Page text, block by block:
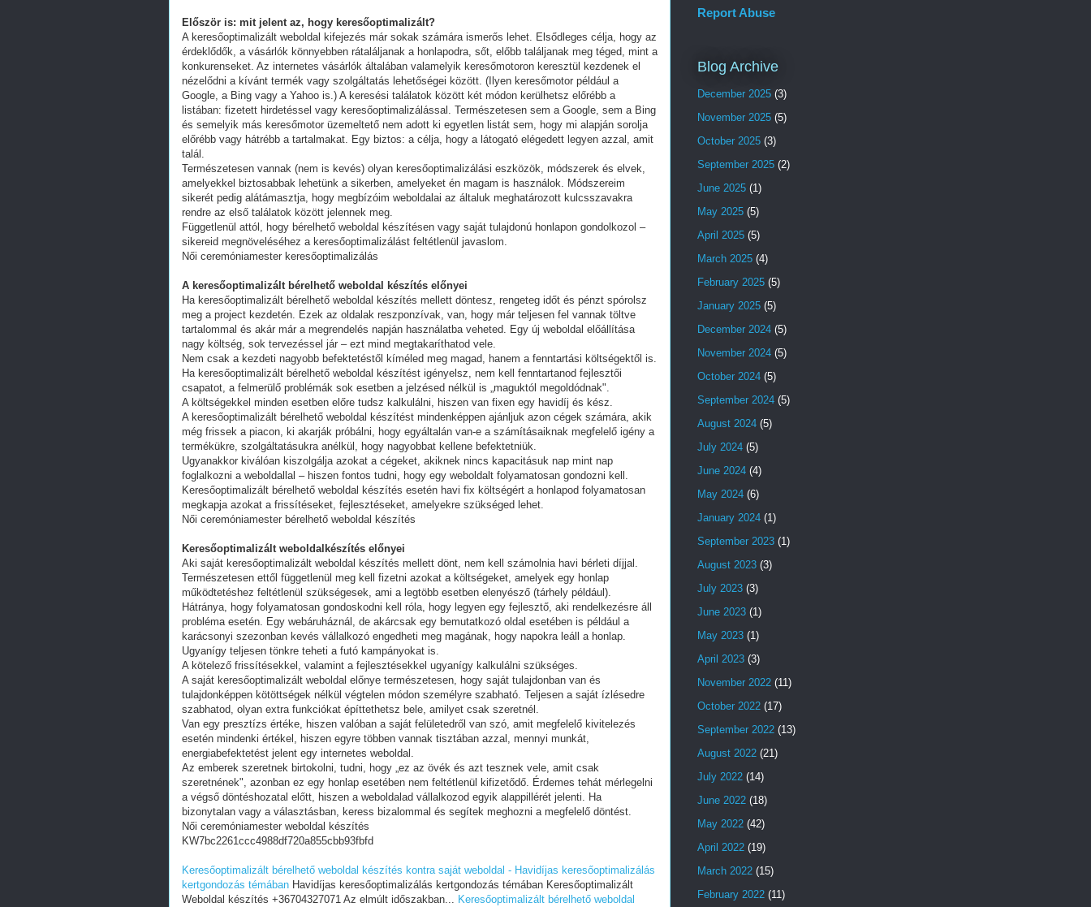
Először is: mit jelent az, hogy keresőoptimalizált?
A keresőoptimalizált weboldal kifejezés már sokak számára ismerős lehet. Elsődleges célja, hogy az
érdeklődők, a vásárlók könnyebben rátaláljanak a honlapodra, sőt, előbb találjanak meg téged, mint a
konkurenseket. Az internetes vásárlók általában valamelyik keresőmotoron keresztül kezdenek el
nézelődni a kívánt termék vagy szolgáltatás lehetőségei között. (Ilyen keresőmotor például a
Google, a Bing vagy a Yahoo is.) A keresési találatok között két módon kerülhetsz előrébb a
listában: fizetett hirdetéssel vagy keresőoptimalizálással. Természetesen sem a Google, sem a Bing
és semelyik más keresőmotor üzemeltető nem adott ki egyetlen listát sem, hogy mi alapján sorolja
előrébb vagy hátrébb a tartalmakat. Egy biztos: a célja, hogy a látogató elégedett legyen azzal, amit
talál.
Természetesen vannak (nem is kevés) olyan keresőoptimalizálási eszközök, módszerek és elvek,
amelyekkel biztosabbak lehetünk a sikerben, amelyeket én magam is használok. Módszereim
sikerét pedig alátámasztja, hogy megbízóim weboldalai az általuk meghatározott kulcsszavakra
rendre az első találatok között jelennek meg.
Függetlenül attól, hogy bérelhető weboldal készítésen vagy saját tulajdonú honlapon gondolkozol –
sikereid megnöveléséhez a keresőoptimalizálást feltétlenül javaslom.
Női ceremóniamester keresőoptimalizálás
A keresőoptimalizált bérelhető weboldal készítés előnyei
Ha keresőoptimalizált bérelhető weboldal készítés mellett döntesz, rengeteg időt és pénzt spórolsz
meg a project kezdetén. Ezek az oldalak reszponzívak, van, hogy már teljesen fel vannak töltve
tartalommal és akár már a megrendelés napján használatba veheted. Egy új weboldal előállítása
nagy költség, sok tervezéssel jár – ezt mind megtakaríthatod vele.
Nem csak a kezdeti nagyobb befektetéstől kíméled meg magad, hanem a fenntartási költségektől is.
Ha keresőoptimalizált bérelhető weboldal készítést igényelsz, nem kell fenntartanod fejlesztői
csapatot, a felmerülő problémák sok esetben a jelzésed nélkül is „maguktól megoldódnak".
A költségekkel minden esetben előre tudsz kalkulálni, hiszen van fixen egy havidíj és kész.
A keresőoptimalizált bérelhető weboldal készítést mindenképpen ajánljuk azon cégek számára, akik
még frissek a piacon, ki akarják próbálni, hogy egyáltalán van-e a számításaiknak megfelelő igény a
termékükre, szolgáltatásukra anélkül, hogy nagyobbat kellene befektetniük.
Ugyanakkor kiválóan kiszolgálja azokat a cégeket, akiknek nincs kapacitásuk nap mint nap
foglalkozni a weboldallal – hiszen fontos tudni, hogy egy weboldalt folyamatosan gondozni kell.
Keresőoptimalizált bérelhető weboldal készítés esetén havi fix költségért a honlapod folyamatosan
megkapja azokat a frissítéseket, fejlesztéseket, amelyekre szükséged lehet.
Női ceremóniamester bérelhető weboldal készítés
Keresőoptimalizált weboldalkészítés előnyei
Aki saját keresőoptimalizált weboldal készítés mellett dönt, nem kell számolnia havi bérleti díjjal.
Természetesen ettől függetlenül meg kell fizetni azokat a költségeket, amelyek egy honlap
működtetéshez feltétlenül szükségesek, ami a legtöbb esetben elenyésző (tárhely például).
Hátránya, hogy folyamatosan gondoskodni kell róla, hogy legyen egy fejlesztő, aki rendelkezésre áll
probléma esetén. Egy webáruháznál, de akárcsak egy bemutatkozó oldal esetében is például a
karácsonyi szezonban kevés vállalkozó engedheti meg magának, hogy napokra leáll a honlap.
Ugyanígy teljesen tönkre teheti a futó kampányokat is.
A kötelező frissítésekkel, valamint a fejlesztésekkel ugyanígy kalkulálni szükséges.
A saját keresőoptimalizált weboldal előnye természetesen, hogy saját tulajdonban van és
tulajdonképpen kötöttségek nélkül végtelen módon személyre szabható. Teljesen a saját ízlésedre
szabhatod, olyan extra funkciókat építtethetsz bele, amilyet csak szeretnél.
Van egy presztízs értéke, hiszen valóban a saját felületedről van szó, amit megfelelő kivitelezés
esetén mindenki értékel, hiszen egyre többen vannak tisztában azzal, mennyi munkát,
energiabefektetést jelent egy internetes weboldal.
Az emberek szeretnek birtokolni, tudni, hogy „ez az övék és azt tesznek vele, amit csak
szeretnének", azonban ez egy honlap esetében nem feltétlenül kifizetődő. Érdemes tehát mérlegelni
a végső döntéshozatal előtt, hiszen a weboldalad vállalkozod egyik alappillérét jelenti. Ha
bizonytalan vagy a választásban, keress bizalommal és segítek meghozni a megfelelő döntést.
Női ceremóniamester weboldal készítés
KW7bc2261ccc4988df720a855cbb93fbfd
Keresőoptimalizált bérelhető weboldal készítés kontra saját weboldal - Havidíjas keresőoptimalizálás
kertgondozás témában Havidíjas keresőoptimalizálás kertgondozás témában Keresőoptimalizált
Weboldal készítés +36704327071 Az elmúlt időszakban... Keresőoptimalizált bérelhető weboldal
Report Abuse
Blog Archive
December 2025 (3)
November 2025 (5)
October 2025 (3)
September 2025 (2)
June 2025 (1)
May 2025 (5)
April 2025 (5)
March 2025 (4)
February 2025 (5)
January 2025 (5)
December 2024 (5)
November 2024 (5)
October 2024 (5)
September 2024 (5)
August 2024 (5)
July 2024 (5)
June 2024 (4)
May 2024 (6)
January 2024 (1)
September 2023 (1)
August 2023 (3)
July 2023 (3)
June 2023 (1)
May 2023 (1)
April 2023 (3)
November 2022 (11)
October 2022 (17)
September 2022 (13)
August 2022 (21)
July 2022 (14)
June 2022 (18)
May 2022 (42)
April 2022 (19)
March 2022 (15)
February 2022 (11)